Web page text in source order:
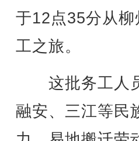
于12点35分从
工之旅。
这批务工人员
融安、三江等民